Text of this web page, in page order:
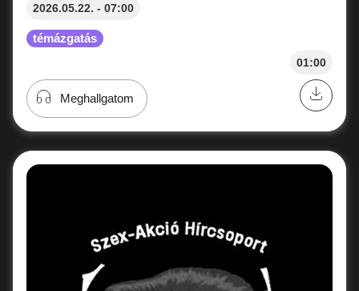
2026.05.22. - 07:00
témázgatás
01:00
Meghallgatom